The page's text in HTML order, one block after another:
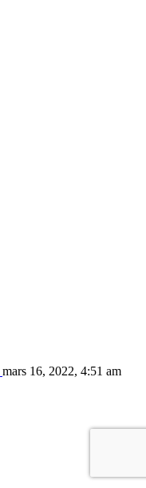
mars 16, 2022, 4:51 am